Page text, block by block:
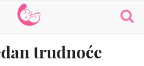
MaminaMaza
trudnoće